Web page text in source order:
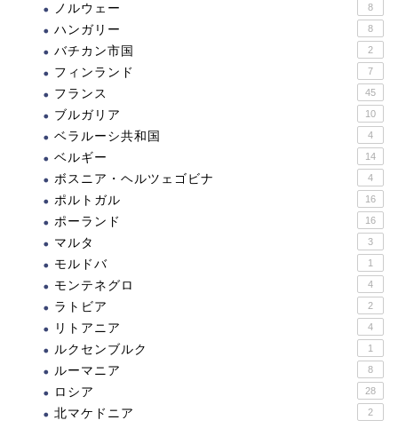
ノルウェー 8
ハンガリー 8
バチカン市国 2
フィンランド 7
フランス 45
ブルガリア 10
ベラルーシ共和国 4
ベルギー 14
ボスニア・ヘルツェゴビナ 4
ポルトガル 16
ポーランド 16
マルタ 3
モルドバ 1
モンテネグロ 4
ラトビア 2
リトアニア 4
ルクセンブルク 1
ルーマニア 8
ロシア 28
北マケドニア 2